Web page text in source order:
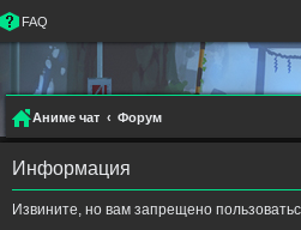
FAQ
Аниме чат Форум
Информация
Извините, но вам запрещено